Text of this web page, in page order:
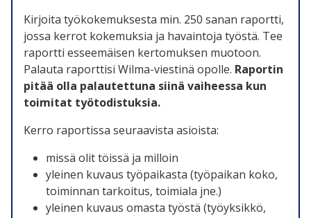
Kirjoita työkokemuksesta min. 250 sanan raportti,
jossa kerrot kokemuksia ja havaintoja työstä. Tee
raportti esseemäisen kertomuksen muotoon.
Palauta raporttisi Wilma-viestinä opolle. Raportin
pitää olla palautettuna siinä vaiheessa kun
toimitat työtodistuksia.
Kerro raportissa seuraavista asioista:
missä olit töissä ja milloin
yleinen kuvaus työpaikasta (työpaikan koko,
toiminnan tarkoitus, toimiala jne.)
yleinen kuvaus omasta työstä (työyksikkö,